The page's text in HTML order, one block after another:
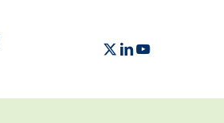
X-
TWITTER
LINKEDIN
YOUTUBE